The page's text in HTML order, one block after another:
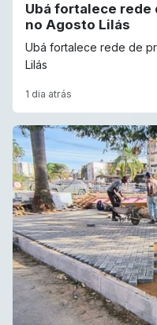
Ubá fortalece rede
no Agosto Lilás
Ubá fortalece rede de
Lilás
1 dia atrás